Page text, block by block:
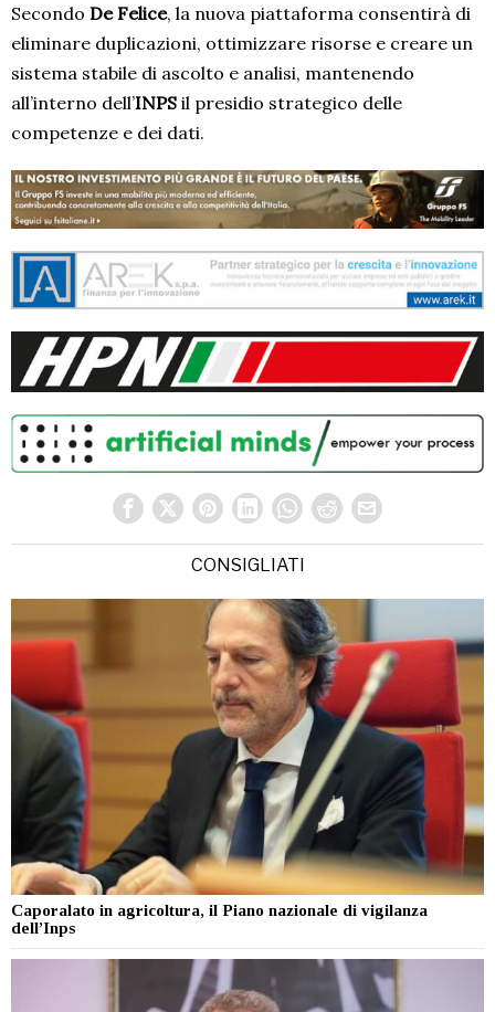
Secondo De Felice, la nuova piattaforma consentirà di
eliminare duplicazioni, ottimizzare risorse e creare un
sistema stabile di ascolto e analisi, mantenendo
all’interno dell’INPS il presidio strategico delle
competenze e dei dati.
CONSIGLIATI
Caporalato in agricoltura, il Piano nazionale di vigilanza
dell’Inps